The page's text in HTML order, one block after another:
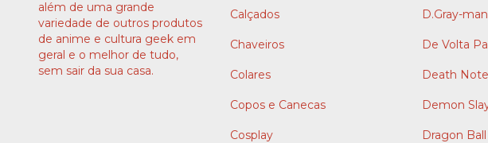
além de uma grande
variedade de outros produtos
de anime e cultura geek em
geral e o melhor de tudo,
sem sair da sua casa.
Calçados
Chaveiros
Colares
Copos e Canecas
Cosplay
D.Gray-man
De Volta
Death Note
Demon
Dragon Ball